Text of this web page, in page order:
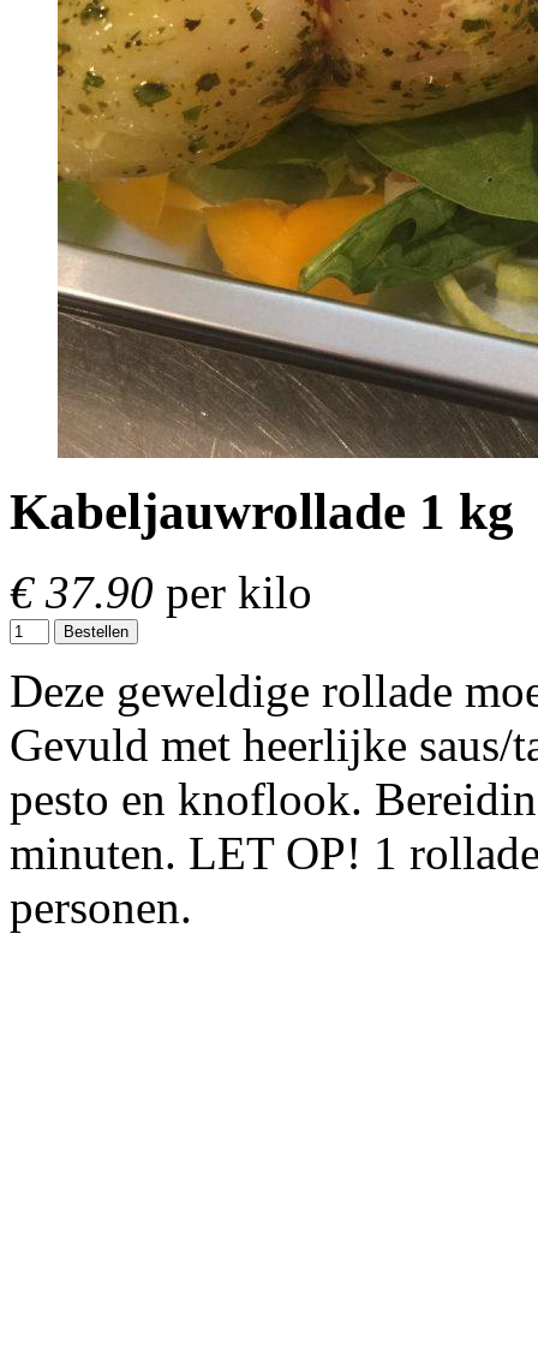
Kabeljauwrollade 1 kg
€ 37.90 per kilo
Bestellen
Deze geweldige rollade
Gevuld met heerlijke
pesto en knoflook.
minuten. LET OP! 1
personen.